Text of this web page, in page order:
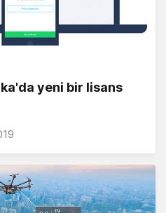
yeni bir lisans